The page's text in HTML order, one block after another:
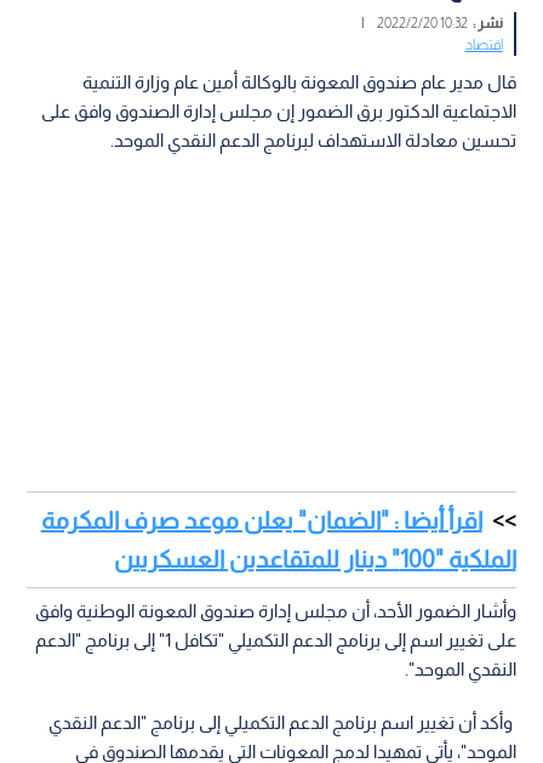
نشر :10:32 2022/2/20
|
اقتصاد
قال مدير عام صندوق المعونة بالوكالة أمين عام وزارة التنمية
الاجتماعية الدكتور برق الضمور إن مجلس إدارة الصندوق وافق على
تحسين معادلة الاستهداف لبرنامج الدعم النقدي الموحد.
اقرأ أيضا : "الضمان" يعلن موعد صرف المكرمة
الملكية "100" دينار للمتقاعدين العسكريين
وأشار الضمور الأحد، أن مجلس إدارة صندوق المعونة الوطنية وافق
على تغيير اسم إلى برنامج الدعم التكميلي "تكافل 1" إلى برنامج "الدعم
النقدي الموحد".
وأكد أن تغيير اسم برنامج الدعم التكميلي إلى برنامج "الدعم النقدي
الموحد"، يأتي تمهيدا لدمج المعونات التي يقدمها الصندوق في